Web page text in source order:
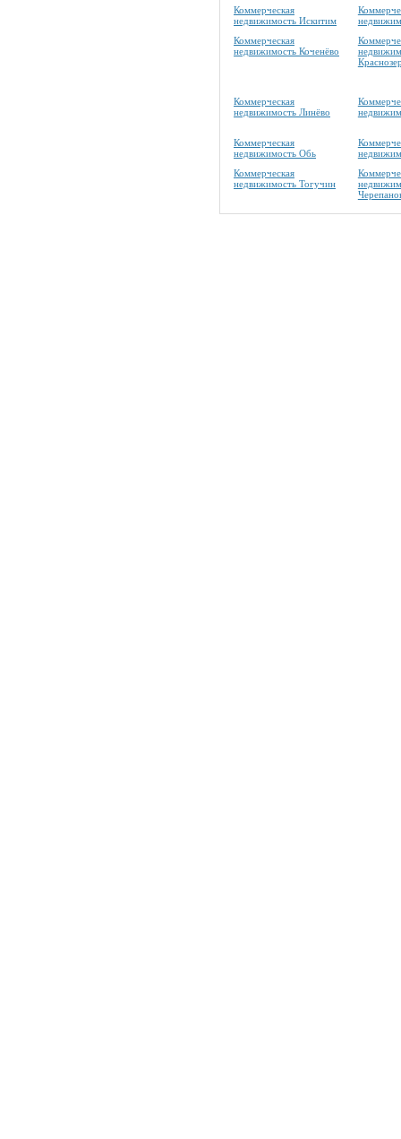
Коммерческая
недвижимость Искитим
Коммерческая
недвижимость Коченёво
Коммерческая
недвижимость Линёво
Коммерческая
недвижимость Обь
Коммерческая
недвижимость Тогучин